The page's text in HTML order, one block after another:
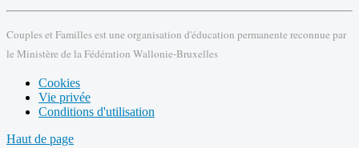
Couples et Familles est une organisation d'éducation permanente reconnue par
le Ministère de la Fédération Wallonie-Bruxelles
Cookies
Vie privée
Conditions d'utilisation
Haut de page